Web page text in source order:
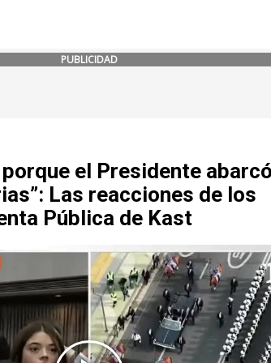
PUBLICIDAD
el Presidente
Las reacciones de los
Pública de Kast